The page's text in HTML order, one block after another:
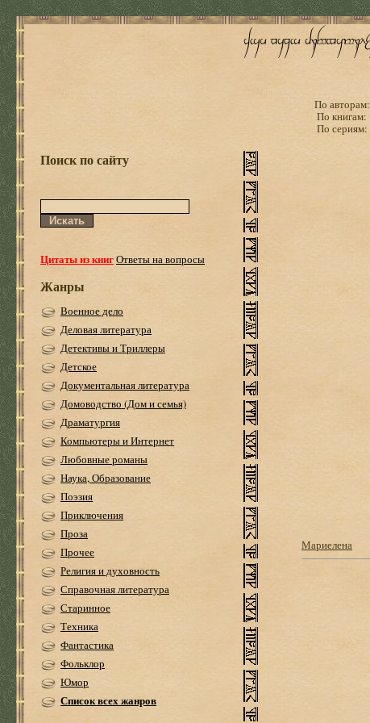
По авторам:
По книгам:
По сериям:
Поиск по сайту
Цитаты из книгОтветы на вопросы
Жанры
Военное дело
Деловая литература
Детективы и Триллеры
Детское
Документальная литература
Домоводство (Дом и семья)
Драматургия
Компьютеры и Интернет
Любовные романы
Наука, Образование
Поэзия
Приключения
Проза
Прочее
Религия и духовность
Справочная литература
Старинное
Техника
Фантастика
Фольклор
Юмор
Список всех жанров
Мариелена